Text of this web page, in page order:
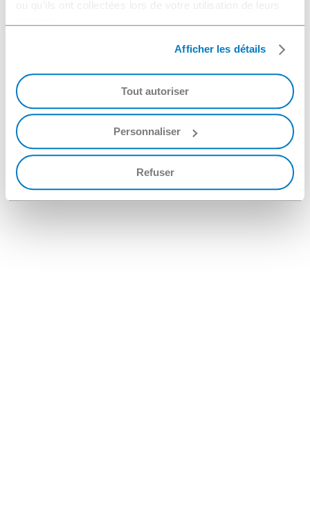
ou qu'ils ont collectées lors de votre utilisation de leurs
Afficher les détails
Tout autoriser
Personnaliser
Refuser